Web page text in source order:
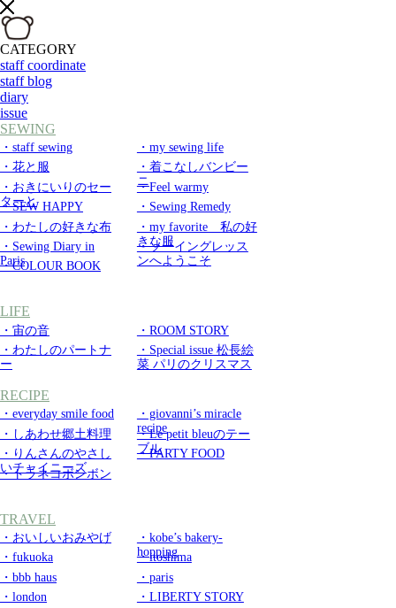
CATEGORY
staff coordinate
staff blog
diary
issue
SEWING
・staff sewing
・my sewing life
・花と服
・着こなしバンビー
ニ
・おきにいりのセー
ターと
・Feel warmy
・SEW HAPPY
・Sewing Remedy
・わたしの好きな布
・my favorite 私の好
きな服
・Sewing Diary in
Paris
・ソーイングレッス
ンへようこそ
・COLOUR BOOK
LIFE
・宙の音
・ROOM STORY
・わたしのパートナ
ー
・Special issue 松長絵
菜 パリのクリスマス
RECIPE
・everyday smile food
・giovanni’s miracle
recipe
・しあわせ郷土料理
・Le petit bleuのテー
ブル
・りんさんのやさし
いチャイニーズ
・PARTY FOOD
・トラネコボンボン
TRAVEL
・おいしいおみやげ
・kobe’s bakery-
hopping
・fukuoka
・itoshima
・bbb haus
・paris
・london
・LIBERTY STORY